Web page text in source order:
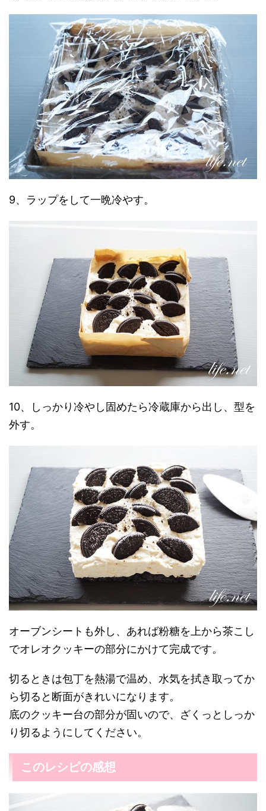
9、ラップをして一晩冷やす。
10、しっかり冷やし固めたら冷蔵庫から出し、型を
外す。
オーブンシートも外し、あれば粉糖を上から茶こし
でオレオクッキーの部分にかけて完成です。
切るときは包丁を熱湯で温め、水気を拭き取ってか
ら切ると断面がきれいになります。
底のクッキー台の部分が固いので、ざくっとしっか
り切るようにしてください。
このレシピの感想